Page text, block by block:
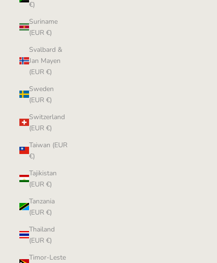
€)
Suriname
(EUR €)
Svalbard &
Jan Mayen
(EUR €)
Sweden
(EUR €)
Switzerland
(EUR €)
Taiwan (EUR
€)
Tajikistan
(EUR €)
Tanzania
(EUR €)
Thailand
(EUR €)
Timor-Leste